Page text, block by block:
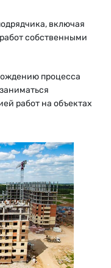
включая
собственными
процесса
работ на объектах